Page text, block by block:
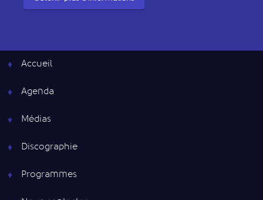
Accueil
Agenda
Médias
Discographie
Programmes